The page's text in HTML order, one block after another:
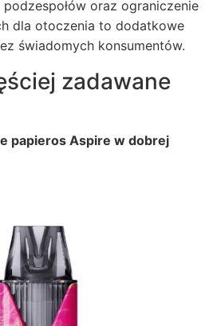
oraz ograniczenie
dla otoczenia to dodatkowe
świadomych konsumentów.
zadawane
papieros Aspire w dobrej